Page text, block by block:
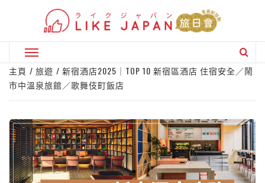
Primary
Menu
主頁 旅遊
新宿酒店2025｜TOP 10 新宿區酒店 住宿安全／鬧
市中溫泉旅館／歌舞伎町飯店